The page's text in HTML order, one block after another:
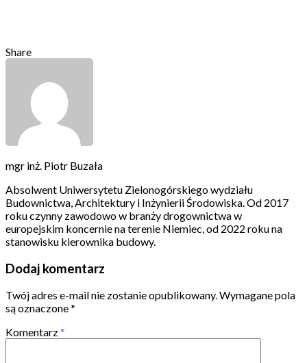
Share
mgr inż. Piotr Buzała
Absolwent Uniwersytetu Zielonogórskiego wydziału
Budownictwa, Architektury i Inżynierii Środowiska. Od 2017
roku czynny zawodowo w branży drogownictwa w
europejskim koncernie na terenie Niemiec, od 2022 roku na
stanowisku kierownika budowy.
Dodaj komentarz
Twój adres e-mail nie zostanie opublikowany.Wymagane pola
są oznaczone*
Komentarz*